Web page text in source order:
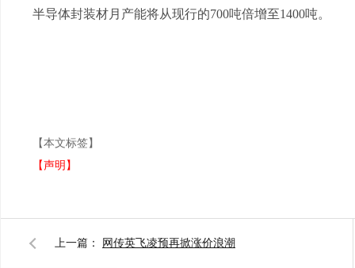
半导体封装材月产能将从现行的700吨倍增至1400吨。
【本文标签】
【声明】
上一篇： 网传英飞凌预再掀涨价浪潮